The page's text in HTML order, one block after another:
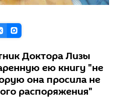
Доктора Лизы
ею книгу "не
она просила не
распоряжения"